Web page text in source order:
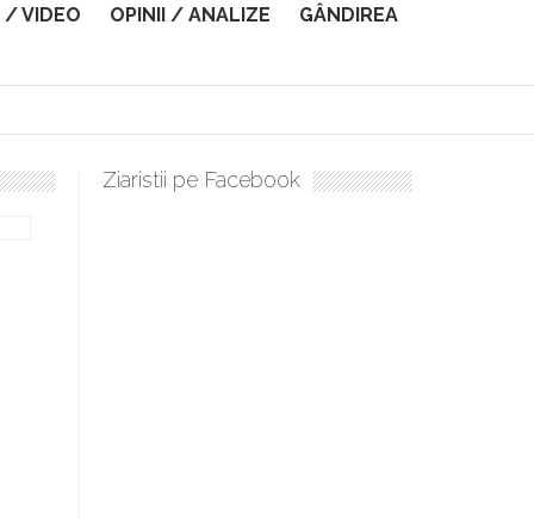
/ VIDEO OPINII / ANALIZE GÂNDIREA
Sculați, sculați, boieri mari! Sara Nukina are nevoie de ajutorul
Ziaristii pe Facebook